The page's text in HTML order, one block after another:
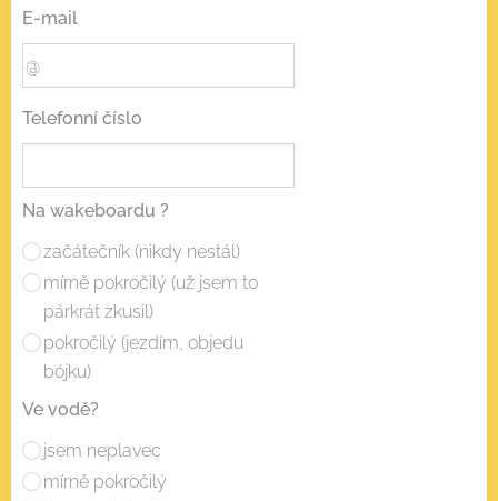
E-mail
Telefonní číslo
Na wakeboardu ?
začátečník (nikdy nestál)
mírně pokročilý (už jsem to
párkrát zkusil)
pokročilý (jezdím, objedu
bójku)
Ve vodě?
jsem neplavec
mírně pokročilý